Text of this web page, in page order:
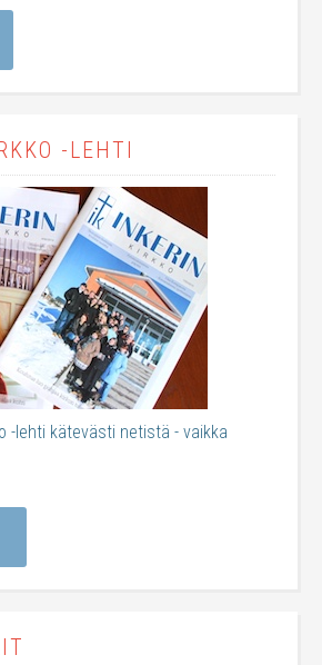
-LEHTI
-lehti kätevästi netistä - vaikka